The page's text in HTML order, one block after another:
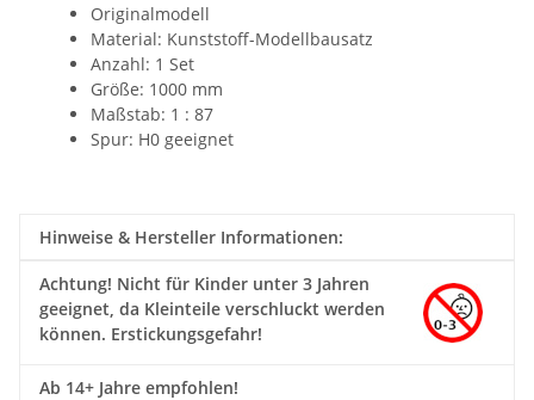
Originalmodell
Material: Kunststoff-Modellbausatz
Anzahl: 1 Set
Größe: 1000 mm
Maßstab: 1 : 87
Spur: H0 geeignet
Hinweise & Hersteller Informationen:
Achtung! Nicht für Kinder unter 3 Jahren
geeignet, da Kleinteile verschluckt werden
können. Erstickungsgefahr!
Ab 14+ Jahre empfohlen!